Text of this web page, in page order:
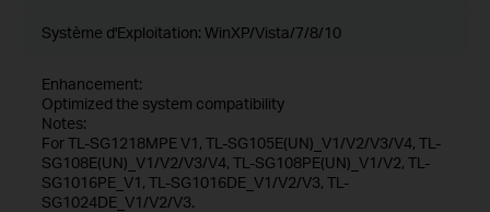
Système d'Exploitation: WinXP/Vista/7/8/10
Enhancement:
Optimized the system compatibility
Notes:
For TL-SG1218MPE V1, TL-SG105E(UN)_V1/V2/V3/V4, TL-
SG108E(UN)_V1/V2/V3/V4, TL-SG108PE(UN)_V1/V2, TL-
SG1016PE_V1, TL-SG1016DE_V1/V2/V3, TL-
SG1024DE_V1/V2/V3.